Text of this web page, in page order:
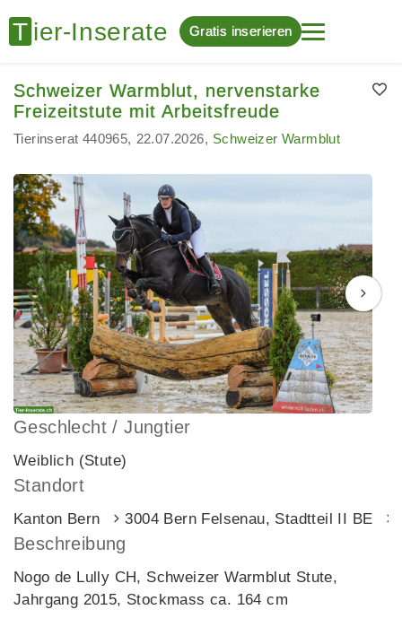
Gratis inserieren
Schweizer Warmblut, nervenstarke
Freizeitstute mit Arbeitsfreude
Tierinserat 440965 22.07.2026 Schweizer Warmblut
Geschlecht / Jungtier
Weiblich (Stute)
Standort
Kanton Bern 3004 Bern Felsenau, Stadtteil II BE
Beschreibung
Nogo de Lully CH, Schweizer Warmblut Stute,
Jahrgang 2015, Stockmass ca. 164 cm